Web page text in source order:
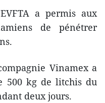
a permis aux
de pénétrer
Vinamex a
500 kg de litchis du
deux jours.